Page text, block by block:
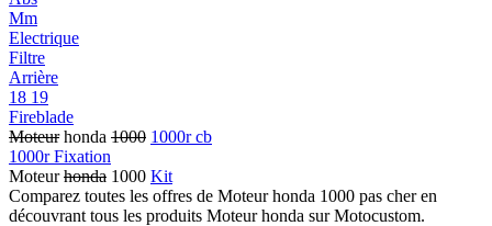
Mm
Electrique
Filtre
Arrière
18 19
Fireblade
Moteurhonda 1000 1000r cb
1000r Fixation
Moteurhonda 1000 Kit
Comparez toutes les offres de Moteur honda 1000 pas cher en
découvrant tous les produits Moteur honda sur Motocustom.